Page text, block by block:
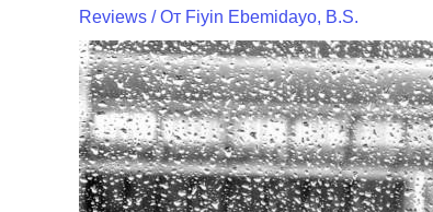
Reviews / От Fiyin Ebemidayo, B.S.